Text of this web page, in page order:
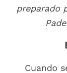
preparado
Cuando